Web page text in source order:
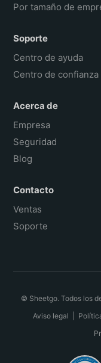
Por tamaño de
Soporte
Centro de ayuda
Centro de confianza
Acerca de
Empresa
Seguridad
Blog
Contacto
Ventas
Soporte
© Sheetgo. Todos los
Aviso legal